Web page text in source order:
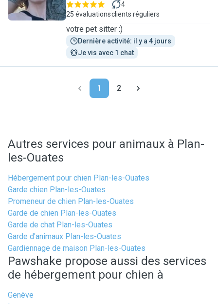
25 évaluations
4
clients réguliers
votre pet sitter :)
Dernière activité: il y a 4 jours
Je vis avec 1 chat
1 2
Autres services pour animaux à Plan-
les-Ouates
Hébergement pour chien Plan-les-Ouates
Garde chien Plan-les-Ouates
Promeneur de chien Plan-les-Ouates
Garde de chien Plan-les-Ouates
Garde de chat Plan-les-Ouates
Garde d'animaux Plan-les-Ouates
Gardiennage de maison Plan-les-Ouates
Pawshake propose aussi des services
de hébergement pour chien à
Genève